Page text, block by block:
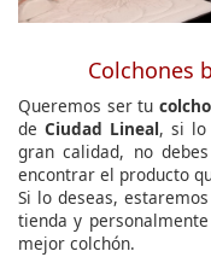
Colchones
Queremos ser tu
de Ciudad Lineal, si lo
gran calidad, no
encontrar el producto
Si lo deseas,
tienda y
mejor colchón.